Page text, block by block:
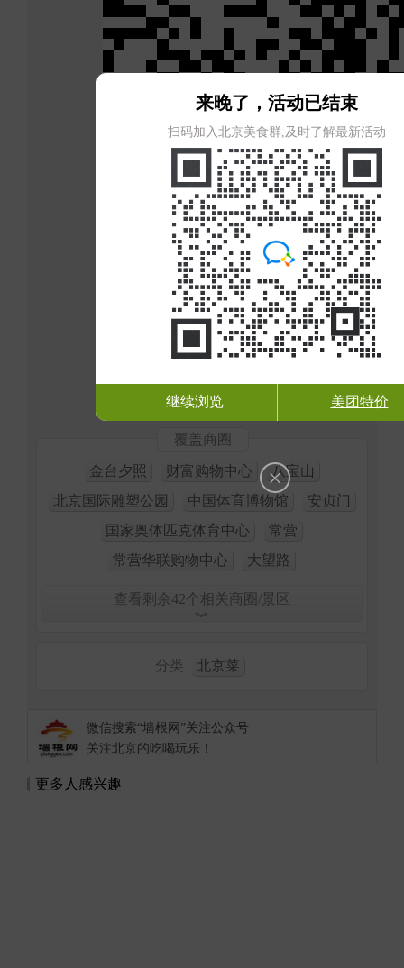
覆盖商圈
金台夕照 财富购物中心
八宝山
北京国际雕塑公园
中国体育博物馆
安贞门
国家奥体匹克体育中心
常营
常营华联购物中心
大望路
查看剩余42个相关商圈/景区
︾
分类 北京菜
微信搜索“墙根网”关注公众号
关注北京的吃喝玩乐！
更多人感兴趣
×
来晚了，活动已结束
扫码加入北京美食群,及时了解最新活动
继续浏览 美团特价